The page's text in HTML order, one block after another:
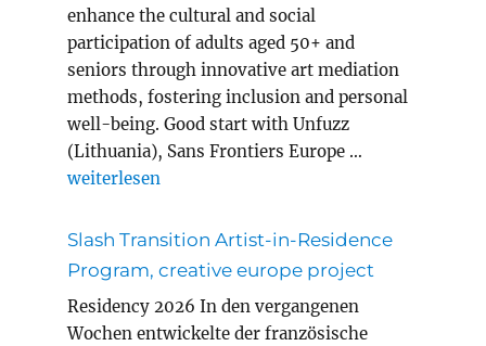
enhance the cultural and social
participation of adults aged 50+ and
seniors through innovative art mediation
methods, fostering inclusion and personal
well-being. Good start with Unfuzz
(Lithuania), Sans Frontiers Europe …
„MEWELL erasmus+ project adult education“
weiterlesen
Slash Transition Artist-in-Residence
Program, creative europe project
Residency 2026 In den vergangenen
Wochen entwickelte der französische